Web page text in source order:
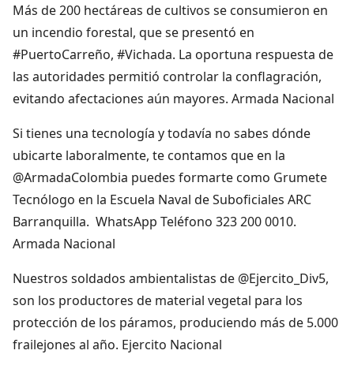
Más de 200 hectáreas de cultivos se consumieron en
un incendio forestal, que se presentó en
#PuertoCarreño, #Vichada. La oportuna respuesta de
las autoridades permitió controlar la conflagración,
evitando afectaciones aún mayores. Armada Nacional
Si tienes una tecnología y todavía no sabes dónde
ubicarte laboralmente, te contamos que en la
@ArmadaColombia puedes formarte como Grumete
Tecnólogo en la Escuela Naval de Suboficiales ARC
Barranquilla. WhatsApp Teléfono 323 200 0010.
Armada Nacional
Nuestros soldados ambientalistas de @Ejercito_Div5,
son los productores de material vegetal para los
protección de los páramos, produciendo más de 5.000
frailejones al año. Ejercito Nacional